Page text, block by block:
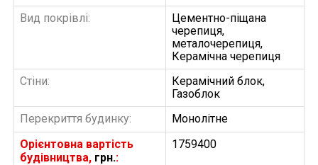
Вид покрівлі:
Цементно-піщана
черепиця,
металочерепиця,
Керамічна черепиця
Стіни:
Керамічний блок,
Газоблок
Перекриття будинку:
Монолітне
Орієнтовна вартість
будівництва, грн.:
1759400